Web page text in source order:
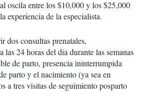
oscila entre los $10,000 y los $25,000
experiencia de la especialista.
dos consultas prenatales,
24 horas del día durante las semanas
de parto, presencia ininterrumpida
parto y el nacimiento (ya sea en
a tres visitas de seguimiento posparto